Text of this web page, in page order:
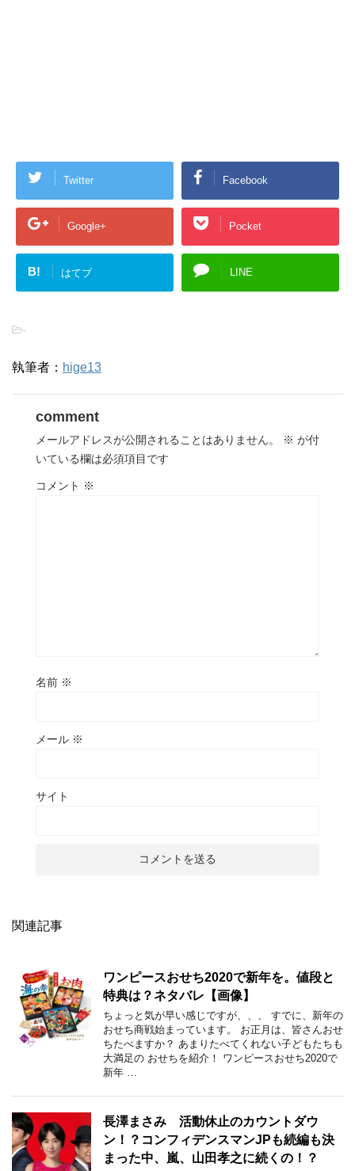
Twitter Facebook
Google+ Pocket
B! はてブ LINE
-
執筆者： hige13
comment
メールアドレスが公開されることはありません。 ※ が付
いている欄は必須項目です
コメント ※
名前 ※
メール ※
サイト
関連記事
ワンピースおせち2020で新年を。値段と
特典は？ネタバレ【画像】
ちょっと気が早い感じですが、、、 すでに、新年の
おせち商戦始まっています。 お正月は、皆さんおせ
ちたべますか？ あまりたべてくれない子どもたちも
大満足の おせちを紹介！ ワンピースおせち2020で
新年 …
長澤まさみ 活動休止のカウントダウ
ン！？コンフィデンスマンJPも続編も決
まった中、嵐、山田孝之に続くの！？